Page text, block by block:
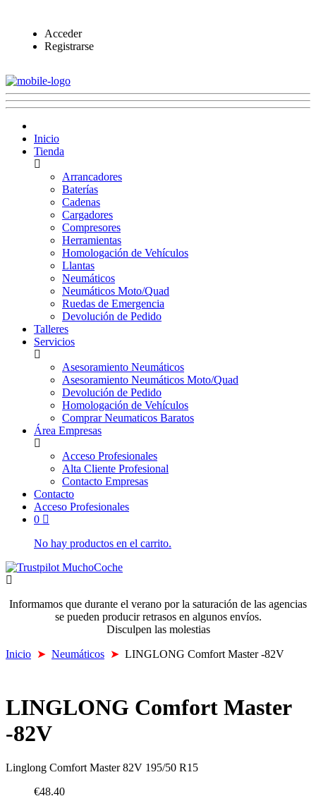
Acceder
Registrarse
Inicio
Tienda
Arrancadores
Baterías
Cadenas
Cargadores
Compresores
Herramientas
Homologación de Vehículos
Llantas
Neumáticos
Neumáticos Moto/Quad
Ruedas de Emergencia
Devolución de Pedido
Talleres
Servicios
Asesoramiento Neumáticos
Asesoramiento Neumáticos Moto/Quad
Devolución de Pedido
Homologación de Vehículos
Comprar Neumaticos Baratos
Área Empresas
Acceso Profesionales
Alta Cliente Profesional
Contacto Empresas
Contacto
Acceso Profesionales
0
No hay productos en el carrito.
Informamos que durante el verano por la saturación de las agencias
se pueden producir retrasos en algunos envíos.
Disculpen las molestias
Inicio ➤ Neumáticos ➤ LINGLONG Comfort Master -82V
LINGLONG Comfort Master
-82V
Linglong Comfort Master 82V 195/50 R15
€48.40